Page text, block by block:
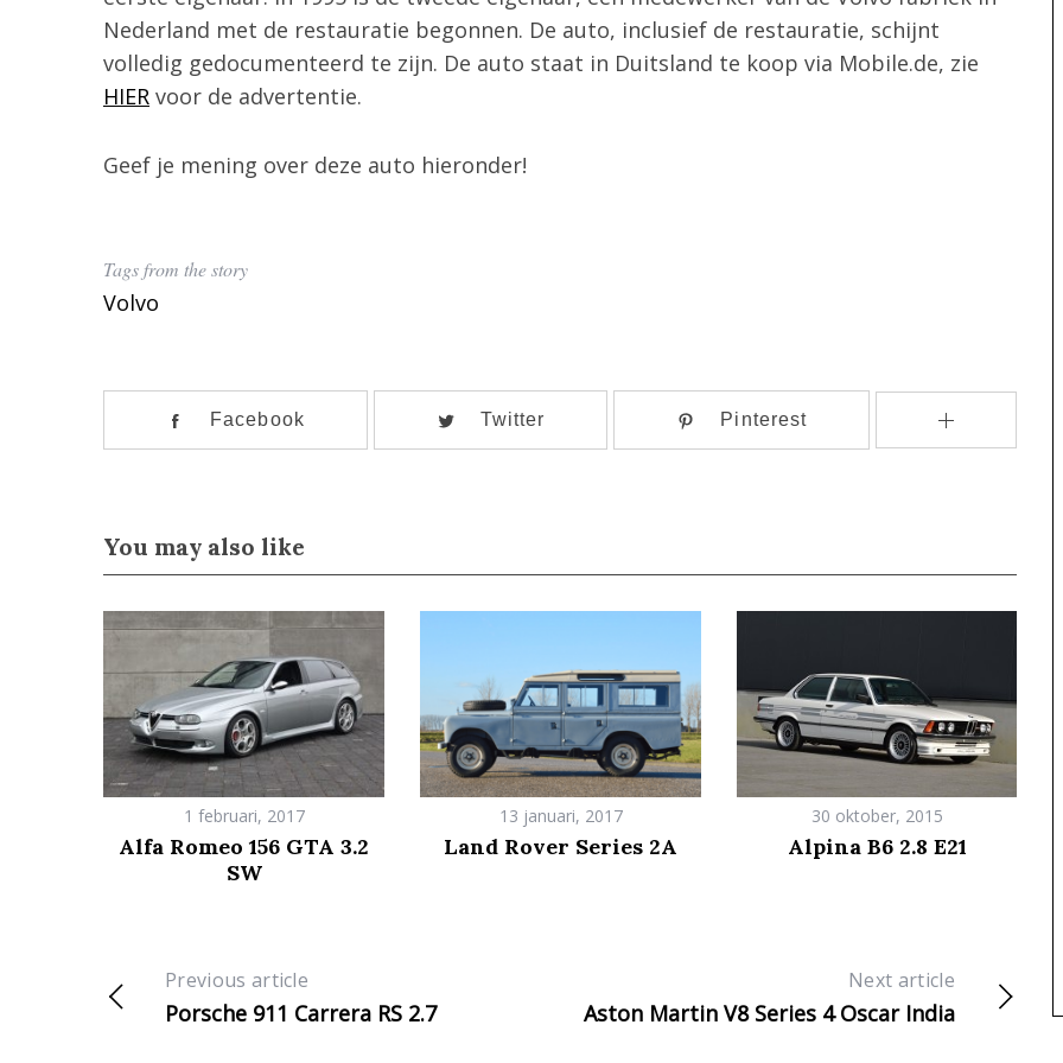
Nederland met de restauratie begonnen. De auto, inclusief de restauratie, schijnt
volledig gedocumenteerd te zijn. De auto staat in Duitsland te koop via Mobile.de, zie
HIER voor de advertentie.
Geef je mening over deze auto hieronder!
Tags from the story
Volvo
Facebook Twitter Pinterest
You may also like
1 februari, 2017
Alfa Romeo 156 GTA 3.2
SW
13 januari, 2017
Land Rover Series 2A
30 oktober, 2015
Alpina B6 2.8 E21
Previous article
Porsche 911 Carrera RS 2.7
Next article
Aston Martin V8 Series 4 Oscar India